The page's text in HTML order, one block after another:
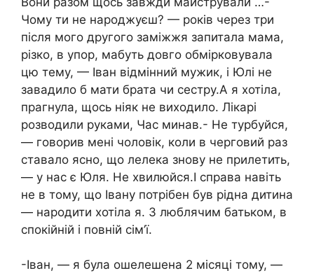
Чому ти не народжуєш? — років через три
після мого другого заміжжя запитала мама,
різко, в упор, мабуть довго обмірковувала
цю тему, — Іван відмінний мужик, і Юлі не
завадило б мати брата чи сестру.А я хотіла,
прагнула, щось ніяк не виходило. Лікарі
розводили руками, Час минав.- Не турбуйся,
— говорив мені чоловік, коли в черговий раз
ставало ясно, що лелека знову не прилетить,
— у нас є Юля. Не хвилюйся.І справа навіть
не в тому, що Івану потрібен був рідна дитина
— народити хотіла я. З люблячим батьком, в
спокійній і повній сім’ї.
-Іван, — я була ошелешена 2 місяці тому, —